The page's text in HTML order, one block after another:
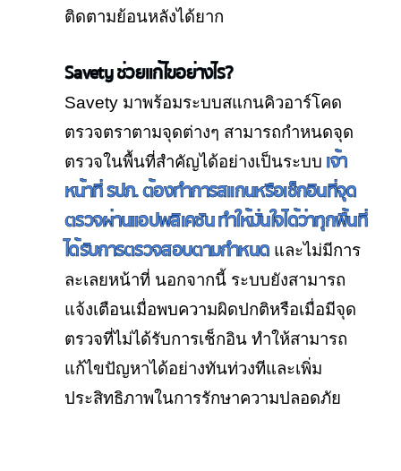
ติดตามย้อนหลังได้ยาก
Savety ช่วยแก้ไขอย่างไร?
Savety มาพร้อมระบบสแกนคิวอาร์โคด
ตรวจตราตามจุดต่างๆ สามารถกำหนดจุด
ตรวจในพื้นที่สำคัญได้อย่างเป็นระบบ เจ้า
หน้าที่ รปภ. ต้องทำการสแกนหรือเช็กอินที่จุด
ตรวจผ่านแอปพลิเคชัน ทำให้มั่นใจได้ว่าทุกพื้นที่
ได้รับการตรวจสอบตามกำหนด และไม่มีการ
ละเลยหน้าที่ นอกจากนี้ ระบบยังสามารถ
แจ้งเตือนเมื่อพบความผิดปกติหรือเมื่อมีจุด
ตรวจที่ไม่ได้รับการเช็กอิน ทำให้สามารถ
แก้ไขปัญหาได้อย่างทันท่วงทีและเพิ่ม
ประสิทธิภาพในการรักษาความปลอดภัย